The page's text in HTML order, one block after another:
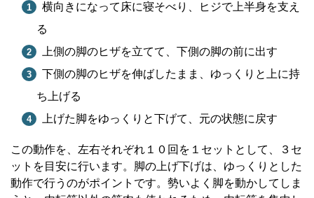
横向きになって床に寝そべり、ヒジで上半身を支え
る
上側の脚のヒザを立てて、下側の脚の前に出す
下側の脚のヒザを伸ばしたまま、ゆっくりと上に持
ち上げる
上げた脚をゆっくりと下げて、元の状態に戻す
この動作を、左右それぞれ１０回を１セットとして、３セ
ットを目安に行います。脚の上げ下げは、ゆっくりとした
動作で行うのがポイントです。勢いよく脚を動かしてしま